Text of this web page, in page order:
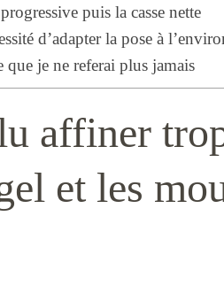
puis la casse nette
d’adapter la pose à
que je ne referai plus jamais
affiner
et les